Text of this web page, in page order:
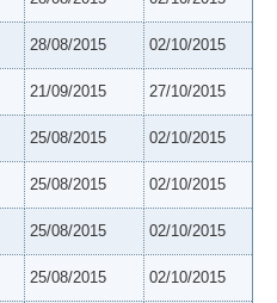
28/08/2015 02/10/2015
21/09/2015 27/10/2015
25/08/2015 02/10/2015
25/08/2015 02/10/2015
25/08/2015 02/10/2015
25/08/2015 02/10/2015